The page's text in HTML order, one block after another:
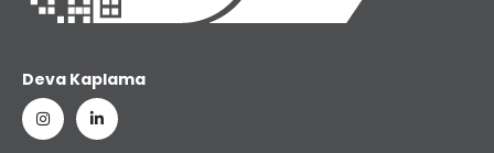
Deva Kaplama